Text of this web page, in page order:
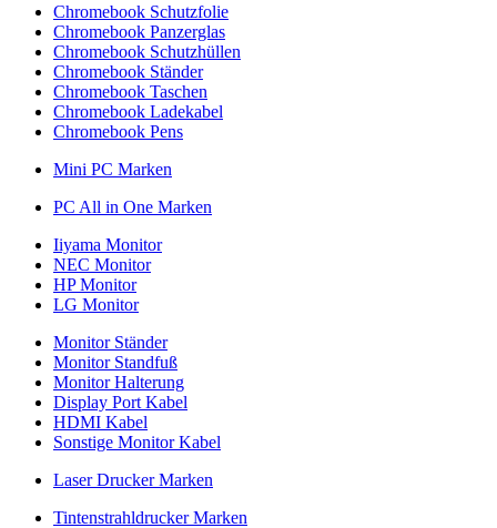
Chromebook Schutzfolie
Chromebook Panzerglas
Chromebook Schutzhüllen
Chromebook Ständer
Chromebook Taschen
Chromebook Ladekabel
Chromebook Pens
Mini PC Marken
PC All in One Marken
Iiyama Monitor
NEC Monitor
HP Monitor
LG Monitor
Monitor Ständer
Monitor Standfuß
Monitor Halterung
Display Port Kabel
HDMI Kabel
Sonstige Monitor Kabel
Laser Drucker Marken
Tintenstrahldrucker Marken